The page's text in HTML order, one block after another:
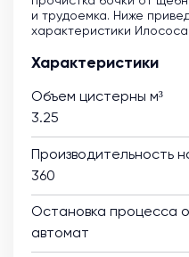
и трудоемка. Ниже
характеристики
Характеристики
Объем цистерны м³
3.25
Производительность
360
Остановка процесса
автомат